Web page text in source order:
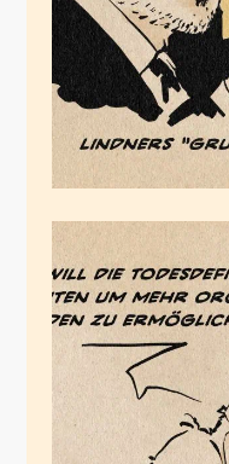
Die